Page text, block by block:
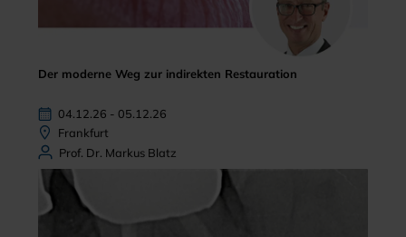
Der moderne Weg zur indirekten Restauration
04.12.26 - 05.12.26
Frankfurt
Prof. Dr. Markus Blatz